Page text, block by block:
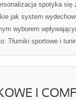
spotyka się
jak system
wyborem
Tłumiki sportowe i
I